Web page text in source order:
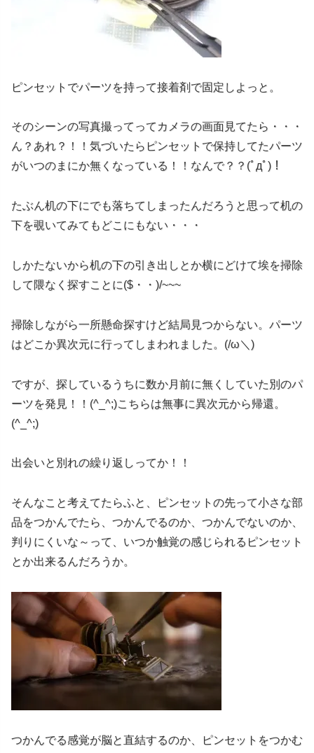
ピンセットでパーツを持って接着剤で固定しよっと。
そのシーンの写真撮ってってカメラの画面見てたら・・・
ん？あれ？！！気づいたらピンセットで保持してたパーツ
がいつのまにか無くなっている！！なんで？？(ﾟдﾟ)！
たぶん机の下にでも落ちてしまったんだろうと思って机の
下を覗いてみてもどこにもない・・・
しかたないから机の下の引き出しとか横にどけて埃を掃除
して隈なく探すことに($・・)/~~~
掃除しながら一所懸命探すけど結局見つからない。パーツ
はどこか異次元に行ってしまわれました。(/ω＼)
ですが、探しているうちに数か月前に無くしていた別のパ
ーツを発見！！(^_^;)こちらは無事に異次元から帰還。
(^_^;)
出会いと別れの繰り返しってか！！
そんなこと考えてたらふと、ピンセットの先って小さな部
品をつかんでたら、つかんでるのか、つかんでないのか、
判りにくいな～って、いつか触覚の感じられるピンセット
とか出来るんだろうか。
つかんでる感覚が脳と直結するのか、ピンセットをつかむ